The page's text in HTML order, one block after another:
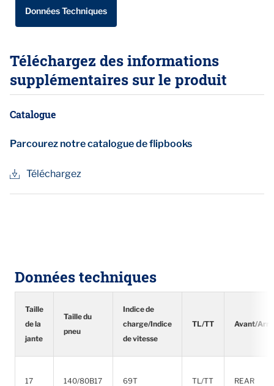
Données Techniques
Téléchargez des informations
supplémentaires sur le produit
Catalogue
Parcourez notre catalogue de flipbooks
Téléchargez
Données techniques
Taille
de la
jante
Taille du
pneu
Indice de
charge/Indice
de vitesse
TL/TT Avant/
17 140/80B17 69T TL/TT REAR